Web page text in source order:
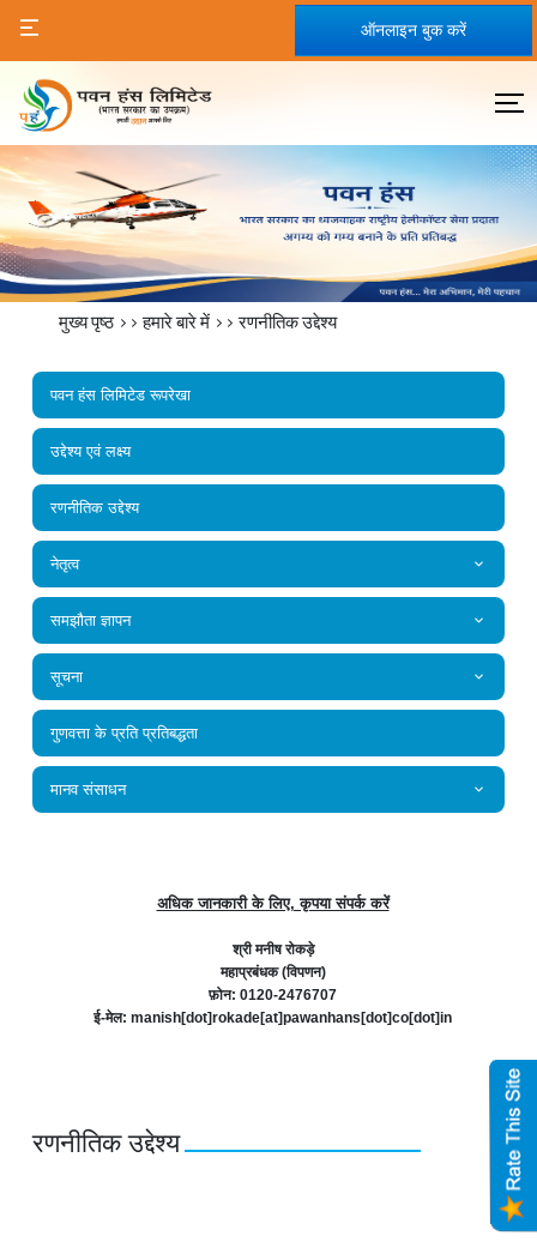
ऑनलाइन बुक करें
मुख्य पृष्ठ >>हमारे बारे में >>रणनीतिक उद्देश्य
पवन हंस लिमिटेड रूपरेखा
उद्देश्य एवं लक्ष्य
रणनीतिक उद्देश्य
नेतृत्व
समझौता ज्ञापन
सूचना
गुणवत्ता के प्रति प्रतिबद्धता
मानव संसाधन
अधिक जानकारी के लिए, कृपया संपर्क करें
श्री मनीष रोकड़े
महाप्रबंधक (विपणन)
फ़ोन: 0120-2476707
ई-मेल: manish[dot]rokade[at]pawanhans[dot]co[dot]in
रणनीतिक उद्देश्य